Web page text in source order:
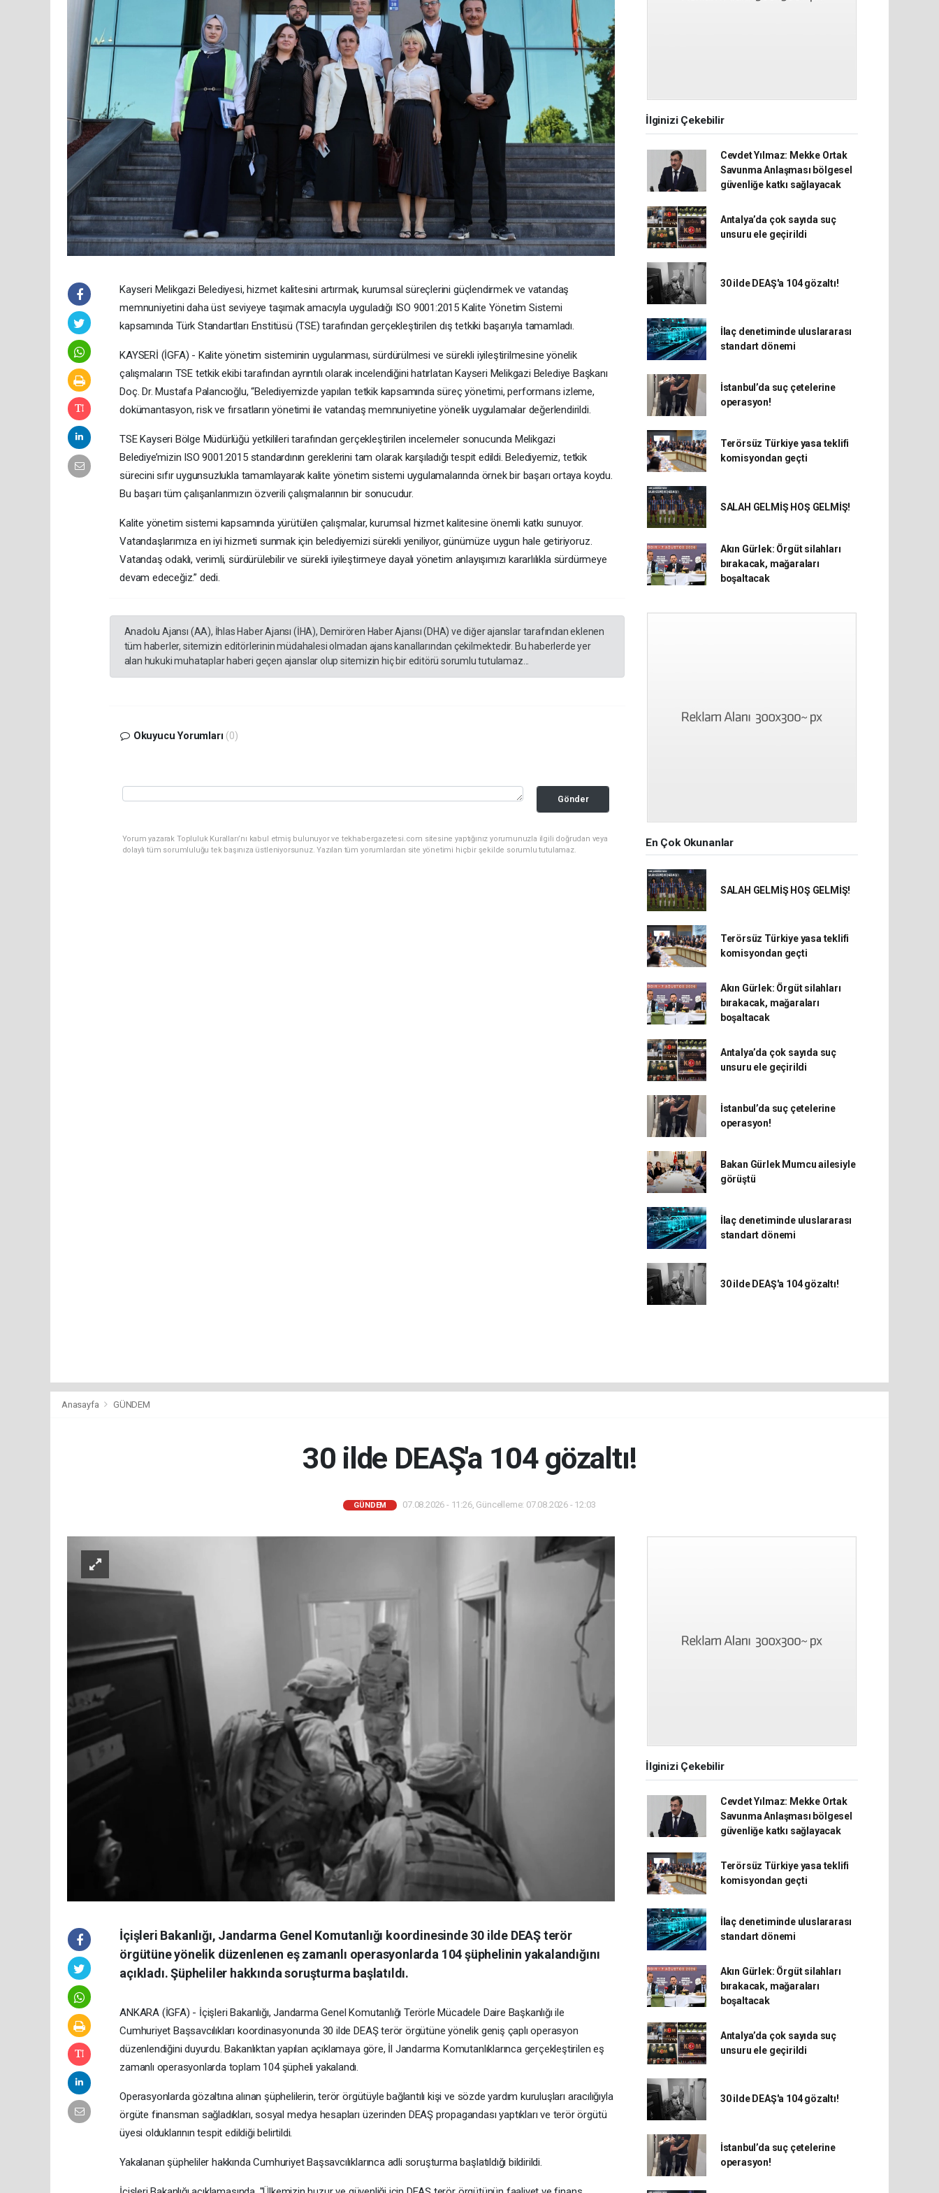
Kayseri Melikgazi Belediyesi, hizmet kalitesini artırmak, kurumsal süreçlerini güçlendirmek ve vatandaş
memnuniyetini daha üst seviyeye taşımak amacıyla uyguladığı ISO 9001:2015 Kalite Yönetim Sistemi
kapsamında Türk Standartları Enstitüsü (TSE) tarafından gerçekleştirilen dış tetkiki başarıyla tamamladı.
KAYSERİ (İGFA) - Kalite yönetim sisteminin uygulanması, sürdürülmesi ve sürekli iyileştirilmesine yönelik
çalışmaların TSE tetkik ekibi tarafından ayrıntılı olarak incelendiğini hatırlatan Kayseri Melikgazi Belediye Başkanı
Doç. Dr. Mustafa Palancıoğlu, “Belediyemizde yapılan tetkik kapsamında süreç yönetimi, performans izleme,
dokümantasyon, risk ve fırsatların yönetimi ile vatandaş memnuniyetine yönelik uygulamalar değerlendirildi.
TSE Kayseri Bölge Müdürlüğü yetkilileri tarafından gerçekleştirilen incelemeler sonucunda Melikgazi
Belediye’mizin ISO 9001:2015 standardının gereklerini tam olarak karşıladığı tespit edildi. Belediyemiz, tetkik
sürecini sıfır uygunsuzlukla tamamlayarak kalite yönetim sistemi uygulamalarında örnek bir başarı ortaya koydu.
Bu başarı tüm çalışanlarımızın özverili çalışmalarının bir sonucudur.
Kalite yönetim sistemi kapsamında yürütülen çalışmalar, kurumsal hizmet kalitesine önemli katkı sunuyor.
Vatandaşlarımıza en iyi hizmeti sunmak için belediyemizi sürekli yeniliyor, günümüze uygun hale getiriyoruz.
Vatandaş odaklı, verimli, sürdürülebilir ve sürekli iyileştirmeye dayalı yönetim anlayışımızı kararlılıkla sürdürmeye
devam edeceğiz.” dedi.
Anadolu Ajansı (AA), İhlas Haber Ajansı (İHA), Demirören Haber Ajansı (DHA) ve diğer ajanslar tarafından eklenen
tüm haberler, sitemizin editörlerinin müdahalesi olmadan ajans kanallarından çekilmektedir. Bu haberlerde yer
alan hukuki muhataplar haberi geçen ajanslar olup sitemizin hiç bir editörü sorumlu tutulamaz...
Okuyucu Yorumları (0)
Gönder
Yorum yazarak Topluluk Kuralları’nı kabul etmiş bulunuyor ve tekhabergazetesi.com sitesine yaptığınız yorumunuzla ilgili doğrudan veya
dolaylı tüm sorumluluğu tek başınıza üstleniyorsunuz. Yazılan tüm yorumlardan site yönetimi hiçbir şekilde sorumlu tutulamaz.
İlginizi Çekebilir
Cevdet Yılmaz: Mekke Ortak
Savunma Anlaşması bölgesel
güvenliğe katkı sağlayacak
Antalya’da çok sayıda suç
unsuru ele geçirildi
30 ilde DEAŞ'a 104 gözaltı!
İlaç denetiminde uluslararası
standart dönemi
İstanbul’da suç çetelerine
operasyon!
Terörsüz Türkiye yasa teklifi
komisyondan geçti
SALAH GELMİŞ HOŞ GELMİŞ!
Akın Gürlek: Örgüt silahları
bırakacak, mağaraları
boşaltacak
En Çok Okunanlar
SALAH GELMİŞ HOŞ GELMİŞ!
Terörsüz Türkiye yasa teklifi
komisyondan geçti
Akın Gürlek: Örgüt silahları
bırakacak, mağaraları
boşaltacak
Antalya’da çok sayıda suç
unsuru ele geçirildi
İstanbul’da suç çetelerine
operasyon!
Bakan Gürlek Mumcu ailesiyle
görüştü
İlaç denetiminde uluslararası
standart dönemi
30 ilde DEAŞ'a 104 gözaltı!
Anasayfa GÜNDEM
30 ilde DEAŞ'a 104 gözaltı!
GÜNDEM 07.08.2026 - 11:26, Güncelleme: 07.08.2026 - 12:03
İçişleri Bakanlığı, Jandarma Genel Komutanlığı koordinesinde 30 ilde DEAŞ terör
örgütüne yönelik düzenlenen eş zamanlı operasyonlarda 104 şüphelinin yakalandığını
açıkladı. Şüpheliler hakkında soruşturma başlatıldı.
ANKARA (İGFA) - İçişleri Bakanlığı, Jandarma Genel Komutanlığı Terörle Mücadele Daire Başkanlığı ile
Cumhuriyet Başsavcılıkları koordinasyonunda 30 ilde DEAŞ terör örgütüne yönelik geniş çaplı operasyon
düzenlendiğini duyurdu. Bakanlıktan yapılan açıklamaya göre, İl Jandarma Komutanlıklarınca gerçekleştirilen eş
zamanlı operasyonlarda toplam 104 şüpheli yakalandı.
Operasyonlarda gözaltına alınan şüphelilerin, terör örgütüyle bağlantılı kişi ve sözde yardım kuruluşları aracılığıyla
örgüte finansman sağladıkları, sosyal medya hesapları üzerinden DEAŞ propagandası yaptıkları ve terör örgütü
üyesi olduklarının tespit edildiği belirtildi.
Yakalanan şüpheliler hakkında Cumhuriyet Başsavcılıklarınca adli soruşturma başlatıldığı bildirildi.
İlginizi Çekebilir
Cevdet Yılmaz: Mekke Ortak
Savunma Anlaşması bölgesel
güvenliğe katkı sağlayacak
Terörsüz Türkiye yasa teklifi
komisyondan geçti
İlaç denetiminde uluslararası
standart dönemi
Akın Gürlek: Örgüt silahları
bırakacak, mağaraları
boşaltacak
Antalya’da çok sayıda suç
unsuru ele geçirildi
30 ilde DEAŞ'a 104 gözaltı!
İstanbul’da suç çetelerine
operasyon!